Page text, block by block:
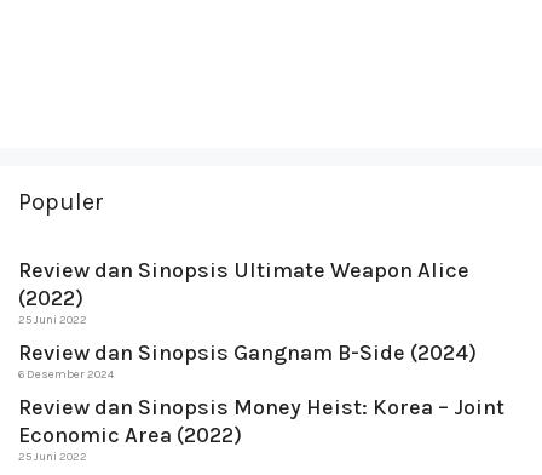
Populer
Review dan Sinopsis Ultimate Weapon Alice
(2022)
25 Juni 2022
Review dan Sinopsis Gangnam B-Side (2024)
6 Desember 2024
Review dan Sinopsis Money Heist: Korea – Joint
Economic Area (2022)
25 Juni 2022